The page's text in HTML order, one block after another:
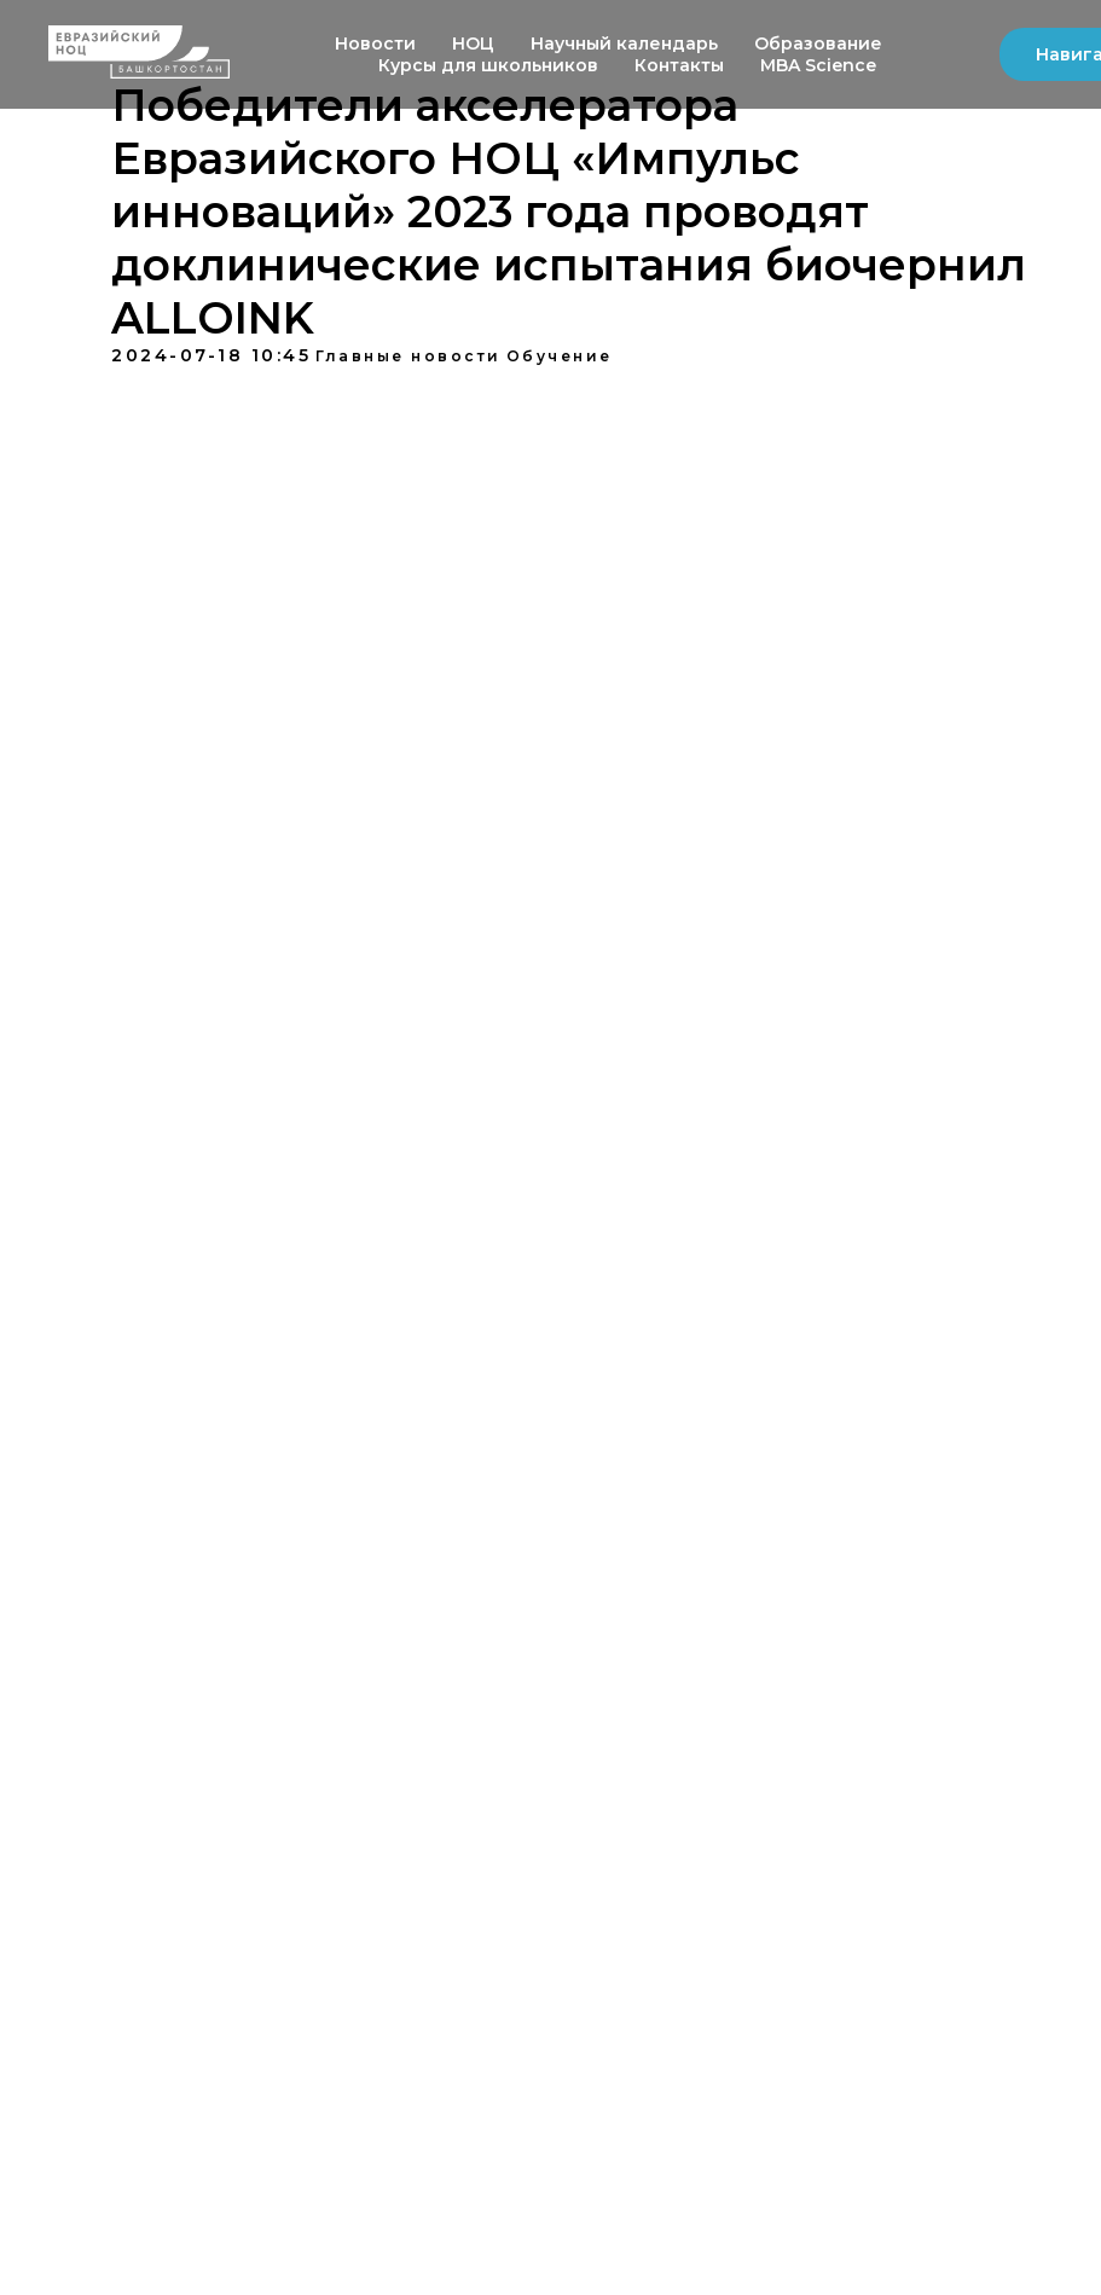
Новости НОЦ Научный календарь
Образование
Курсы для школьников
Контакты MBA Science
Победители акселератора
Евразийского НОЦ «Импульс
инноваций» 2023 года проводят
доклинические испытания биочернил
ALLOINK
2024-07-18 10:45 Главные новости Обучение